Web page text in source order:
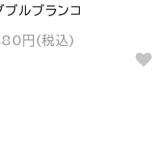
ブルブランコ
円(税込)